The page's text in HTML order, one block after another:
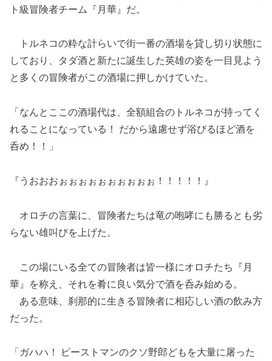
ト級冒険者チーム『月華』だ。
トルネコの粋な計らいで街一番の酒場を貸し切り状態に
しており、タダ酒と新たに誕生した英雄の姿を一目見よう
と多くの冒険者がこの酒場に押しかけていた。
「なんとここの酒場代は、全額組合のトルネコが持ってく
れることになっている！ だから遠慮せず浴びるほど酒を
呑め！！」
『うおおおぉぉぉぉぉぉぉぉぉぉ！！！！！』
オロチの言葉に、冒険者たちは竜の咆哮にも勝るとも劣
らない雄叫びを上げた。
この場にいる全ての冒険者は皆一様にオロチたち『月
華』を称え、それを肴に良い気分で酒を呑み始める。
ある意味、刹那的に生きる冒険者に相応しい酒の飲み方
だった。
「ガハハ！ ビーストマンのクソ野郎どもを大量に屠った